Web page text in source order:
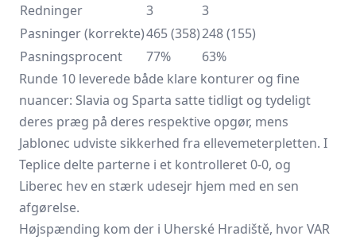
Redninger
3
3
Pasninger (korrekte)465 (358)248 (155)
Pasningsprocent
77%
63%
Runde 10 leverede både klare konturer og fine
nuancer: Slavia og Sparta satte tidligt og tydeligt
deres præg på deres respektive opgør, mens
Jablonec udviste sikkerhed fra ellevemeterpletten. I
Teplice delte parterne i et kontrolleret 0-0, og
Liberec hev en stærk udesejr hjem med en sen
afgørelse.
Højspænding kom der i Uherské Hradiště, hvor VAR